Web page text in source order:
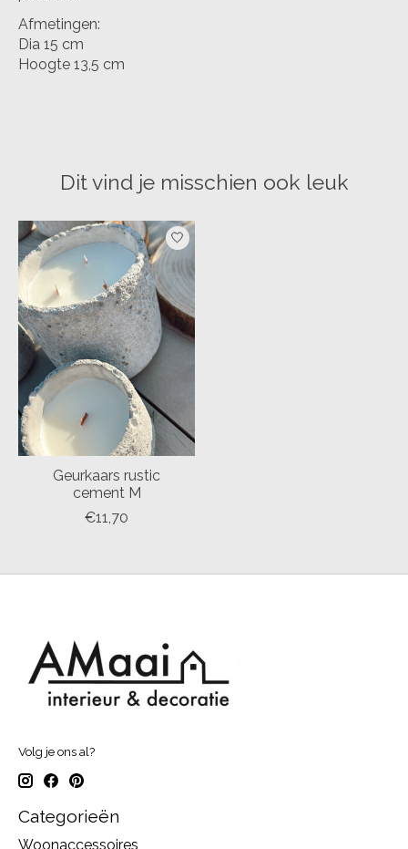
Afmetingen:
Dia 15 cm
Hoogte 13,5 cm
Dit vind je misschien ook leuk
Items van productcarrousel
Geurkaars rustic
cement M
€11,70
Volg je ons al?
Categorieën
Woonaccessoires